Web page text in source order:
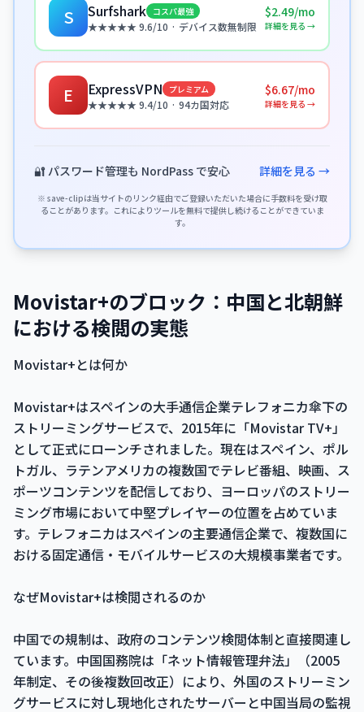
S Surfshark コスパ最強
★★★★★ 9.6/10 · デバイス数無制限
$2.49/mo
詳細を見る →
E ExpressVPN プレミアム
★★★★★ 9.4/10 · 94カ国対応
$6.67/mo
詳細を見る →
🔐 パスワード管理も NordPass で安心 詳細を見る →
※ save-clipは当サイトのリンク経由でご登録いただいた場合に手数料を受け取
ることがあります。これによりツールを無料で提供し続けることができていま
す。
Movistar+のブロック：中国と北朝鮮
における検閲の実態
Movistar+とは何か
Movistar+はスペインの大手通信企業テレフォニカ傘下の
ストリーミングサービスで、2015年に「Movistar TV+」
として正式にローンチされました。現在はスペイン、ポル
トガル、ラテンアメリカの複数国でテレビ番組、映画、ス
ポーツコンテンツを配信しており、ヨーロッパのストリー
ミング市場において中堅プレイヤーの位置を占めていま
す。テレフォニカはスペインの主要通信企業で、複数国に
おける固定通信・モバイルサービスの大規模事業者です。
なぜMovistar+は検閲されるのか
中国での規制は、政府のコンテンツ検閲体制と直接関連し
ています。中国国務院は「ネット情報管理弁法」（2005
年制定、その後複数回改正）により、外国のストリーミン
グサービスに対し現地化されたサーバーと中国当局の監視